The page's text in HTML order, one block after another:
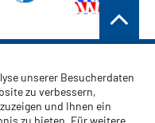
unserer Besucherdaten
zu verbessern,
und Ihnen ein
zu bieten. Für weitere